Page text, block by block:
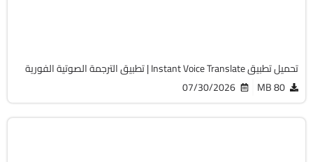
تحميل تطبيق Instant Voice Translate | تطبيق الترجمة الصوتية الفورية
80 MB
07/30/2026